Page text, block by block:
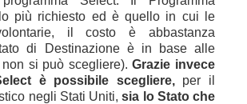
più richiesto ed è quello in cui le
il costo è abbastanza
di Destinazione è in base alle
si può scegliere).Grazie invece
è possibile scegliere,per il
negli Stati Uniti,sia lo Stato che